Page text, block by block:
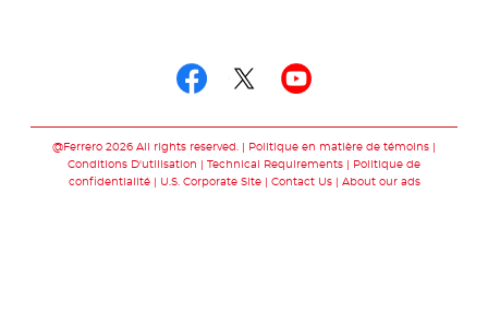
@Ferrero 2026 All rights reserved.
Politique en matière de témoins
Conditions D'utilisation
Technical Requirements
Politique de
confidentialité
U.S. Corporate Site Contact Us About our ads